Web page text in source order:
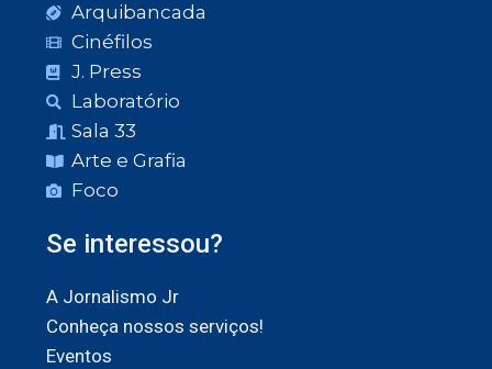
Arquibancada
Cinéfilos
J. Press
Laboratório
Sala 33
Arte e Grafia
Foco
Se interessou?
A Jornalismo Jr
Conheça nossos serviços!
Eventos